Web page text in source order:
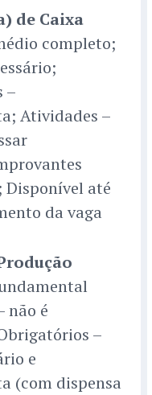
de Caixa
completo;
–
Atividades –
Disponível até
da vaga
não é
–
e
(com dispensa